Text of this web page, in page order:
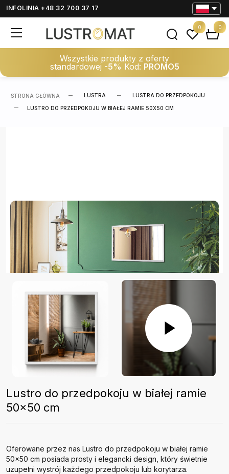
INFOLINIA +48 32 700 37 17
Wszystkie produkty z oferty
standardowej -5% Kod: PROMO5
0 0
STRONA GŁÓWNA LUSTRA LUSTRA DO PRZEDPOKOJU
LUSTRO DO PRZEDPOKOJU W BIAŁEJ RAMIE 50X50 CM
Lustro do przedpokoju w białej ramie
50x50 cm
Oferowane przez nas Lustro do przedpokoju w białej ramie
50x50 cm posiada prosty i elegancki design, który świetnie
uzupełni wystrój każdego przedpokoju lub korytarza.